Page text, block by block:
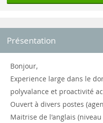
Présentation
Bonjour,
Experience large dans le
polyvalance et proactivité
Ouvert à divers postes
Maitrise de l'anglais